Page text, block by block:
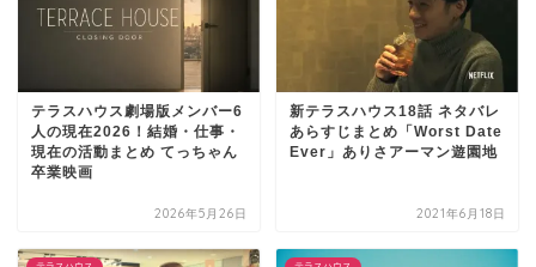
テラスハウス劇場版メンバー6
人の現在2026！結婚・仕事・
現在の活動まとめ てっちゃん
卒業映画
2026年5月26日
新テラスハウス18話 ネタバレ
あらすじまとめ「Worst Date
Ever」ありさアーマン遊園地
2021年6月18日